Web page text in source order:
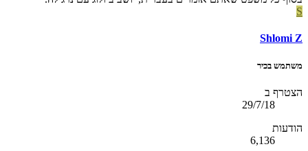
S
Shlomi Z
משתמש בכיר
הצטרף ב
29/7/18
הודעות
6,136